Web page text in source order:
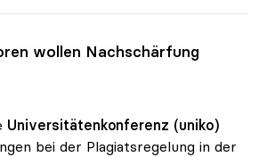
wollen Nachschärfung
Universitätenkonferenz (uniko)
bei der Plagiatsregelung in der